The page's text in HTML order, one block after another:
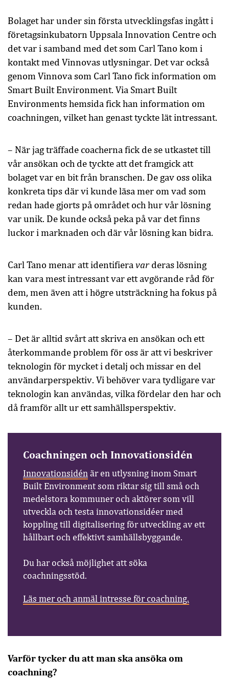
Bolaget har under sin första utvecklingsfas ingått i
företagsinkubatorn Uppsala Innovation Centre och
det var i samband med det som Carl Tano kom i
kontakt med Vinnovas utlysningar. Det var också
genom Vinnova som Carl Tano fick information om
Smart Built Environment. Via Smart Built
Environments hemsida fick han information om
coachningen, vilket han genast tyckte lät intressant.
– När jag träffade coacherna fick de se utkastet till
vår ansökan och de tyckte att det framgick att
bolaget var en bit från branschen. De gav oss olika
konkreta tips där vi kunde läsa mer om vad som
redan hade gjorts på området och hur vår lösning
var unik. De kunde också peka på var det finns
luckor i marknaden och där vår lösning kan bidra.
Carl Tano menar att identifiera varderas lösning
kan vara mest intressant var ett avgörande råd för
dem, men även att i högre utsträckning ha fokus på
kunden.
– Det är alltid svårt att skriva en ansökan och ett
återkommande problem för oss är att vi beskriver
teknologin för mycket i detalj och missar en del
användarperspektiv. Vi behöver vara tydligare var
teknologin kan användas, vilka fördelar den har och
då framför allt ur ett samhällsperspektiv.
Coachningen och Innovationsidén
Innovationsidén är en utlysning inom Smart
Built Environment som riktar sig till små och
medelstora kommuner och aktörer som vill
utveckla och testa innovationsidéer med
koppling till digitalisering för utveckling av ett
hållbart och effektivt samhällsbyggande.
Du har också möjlighet att söka
coachningsstöd.
Läs mer och anmäl intresse för coachning.
Varför tycker du att man ska ansöka om
coachning?